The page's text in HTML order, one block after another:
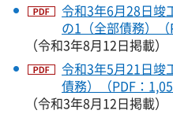
令和3年6月28日竣
の1（全部債務）（
（令和3年8月12日掲載）
令和3年5月21日竣
債務）（PDF：
（令和3年8月12日掲載）